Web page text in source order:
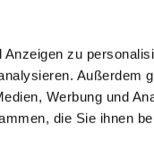
zu
Außerdem
Werbung und
die Sie ihnen